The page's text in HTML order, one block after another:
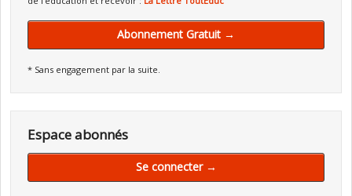
Abonnement Gratuit →
* Sans engagement par la suite.
Espace abonnés
Se connecter →